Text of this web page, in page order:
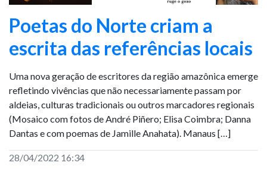
Poetas do Norte criam a
escrita das referências locais
Uma nova geração de escritores da região amazônica emerge
refletindo vivências que não necessariamente passam por
aldeias, culturas tradicionais ou outros marcadores regionais
(Mosaico com fotos de André Piñero; Elisa Coimbra; Danna
Dantas e com poemas de Jamille Anahata). Manaus […]
28/04/2022 16:34